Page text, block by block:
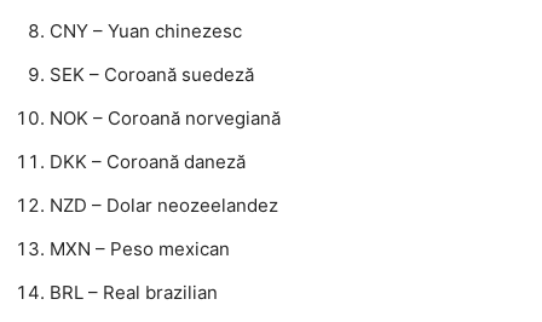
CNY – Yuan chinezesc
SEK – Coroană suedeză
NOK – Coroană norvegiană
DKK – Coroană daneză
NZD – Dolar neozeelandez
MXN – Peso mexican
BRL – Real brazilian